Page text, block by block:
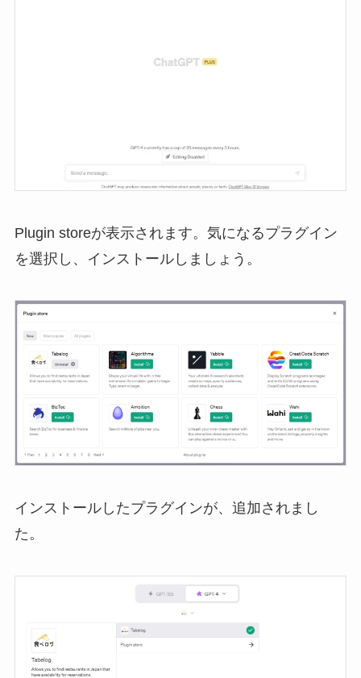
Plugin storeが表示されます。気になるプラグイン
を選択し、インストールしましょう。
インストールしたプラグインが、追加されまし
た。